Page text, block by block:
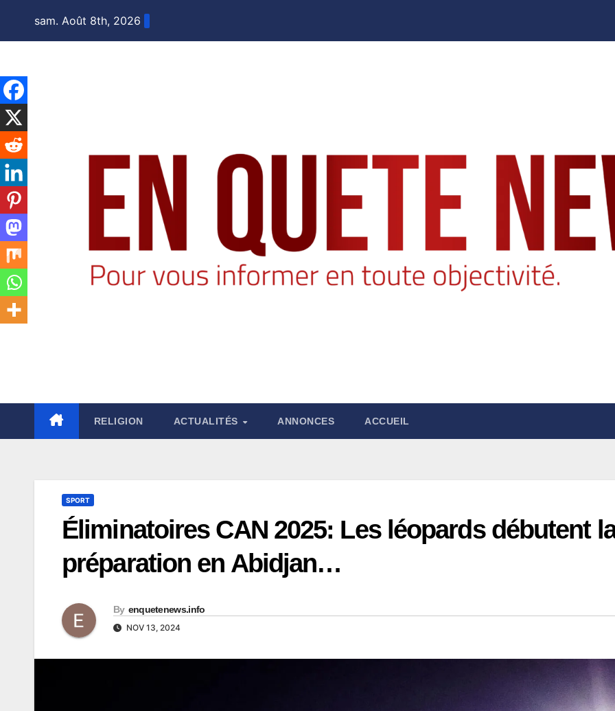
sam. Août 8th, 2026
RELIGION ACTUALITÉS ANNONCES ACCUEIL
SPORT
Éliminatoires CAN 2025: Les léopards débutent
préparation en Abidjan…
By enquetenews.info
NOV 13, 2024